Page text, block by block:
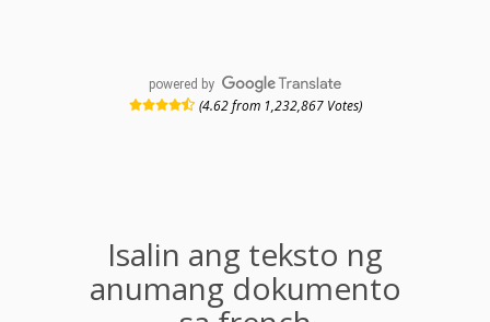
powered by
(4.62 from 1,232,867 Votes)
Isalin ang teksto ng
anumang dokumento